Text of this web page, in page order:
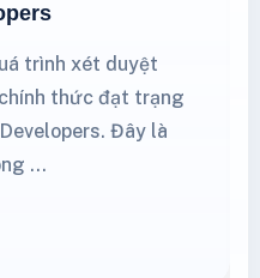
trình xét duyệt
thức đạt trạng
Đây là
…